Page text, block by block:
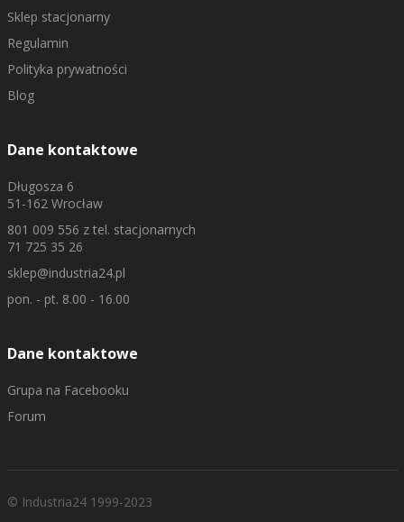
Sklep stacjonarny
Regulamin
Polityka prywatności
Blog
Dane kontaktowe
Długosza 6
51-162 Wrocław
801 009 556 z tel. stacjonarnych
71 725 35 26
sklep@industria24.pl
pon. - pt. 8.00 - 16.00
Dane kontaktowe
Grupa na Facebooku
Forum
© Industria24 1999-2023